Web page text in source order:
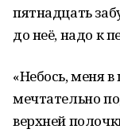
пятнадцать
до неё, надо к
«Небось, меня
мечтательно
верхней